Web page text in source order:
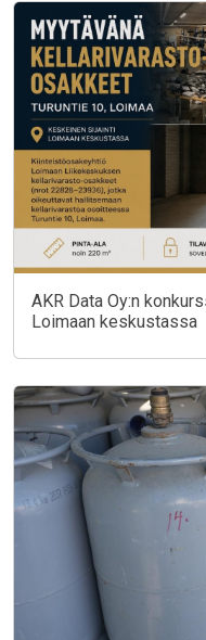
AKR Data Oy:n
Loimaan keskustassa